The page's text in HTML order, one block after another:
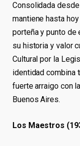
Consolidada
mantiene hasta
porteña y punto de
su historia y valor
Cultural por la
identidad combina
fuerte arraigo con
Buenos Aires.
Los Maestros